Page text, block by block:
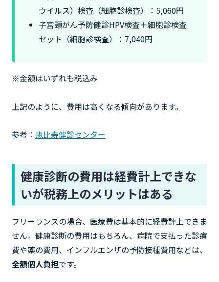
ウイルス）検査（細胞診検査）：5,060円
子宮頸がん予防健診HPV検査＋細胞診検査
セット（細胞診検査）：7,040円
※金額はいずれも税込み
上記のように、費用は高くなる傾向があります。
参考： 恵比寿健診センター
健康診断の費用は経費計上できな
いが税務上のメリットはある
フリーランスの場合、医療費は基本的に経費計上できま
せん。健康診断の費用はもちろん、病院で支払った診療
費や薬の費用、インフルエンザの予防接種費用などは、
全額個人負担です。